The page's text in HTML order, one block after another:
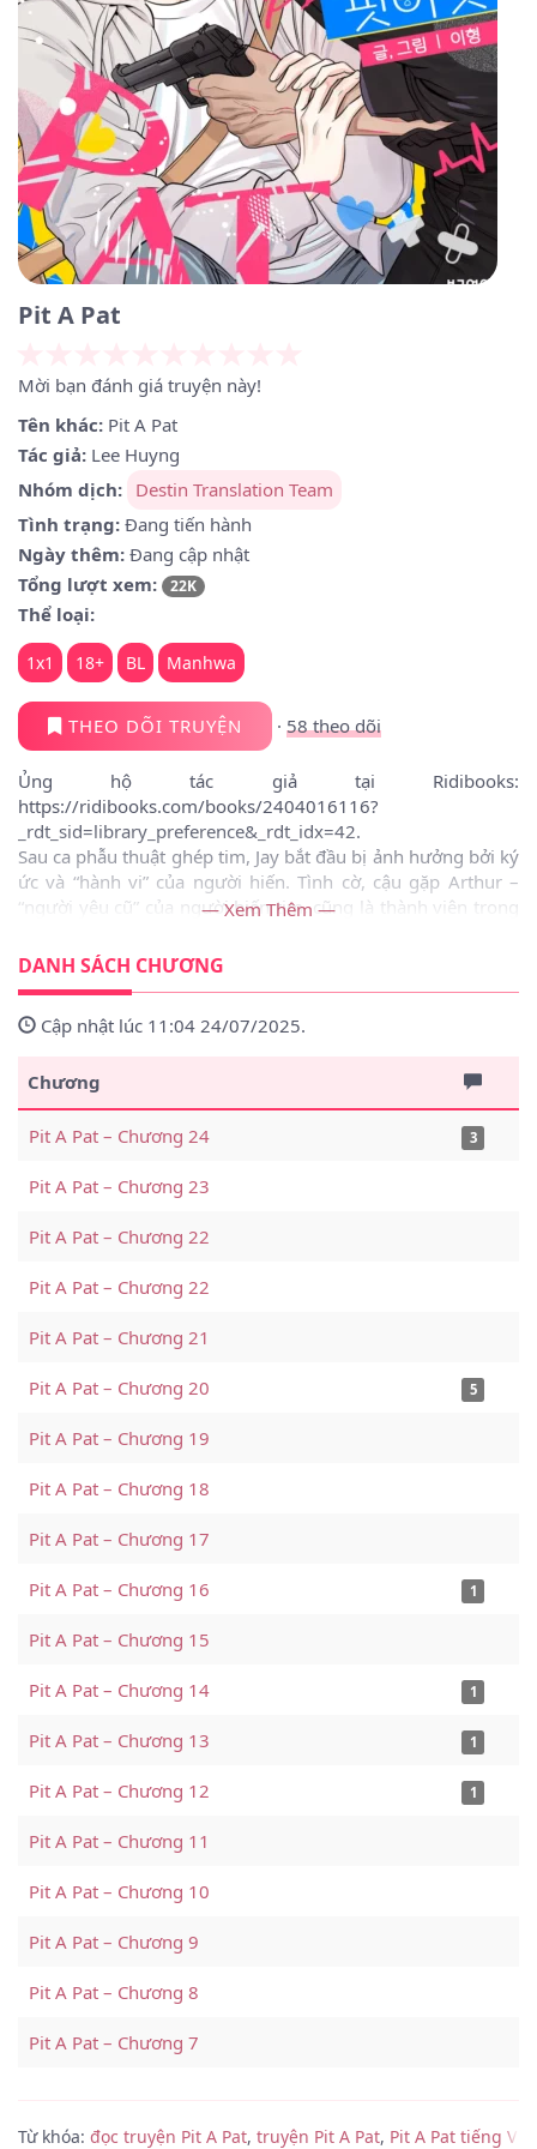
Pit A Pat
Mời bạn đánh giá truyện này!
Tên khác: Pit A Pat
Tác giả: Lee Huyng
Nhóm dịch: Destin Translation Team
Tình trạng: Đang tiến hành
Ngày thêm: Đang cập nhật
Tổng lượt xem:
22K
Thể loại:
1x1 18+ BL Manhwa
THEO DÕI TRUYỆN · 58theo dõi
Ủng hộ tác giả tại Ridibooks:
https://ridibooks.com/books/2404016116?
_rdt_sid=library_preference&_rdt_idx=42.
Sau ca phẫu thuật ghép tim, Jay bắt đầu bị ảnh hưởng bởi ký
ức và “hành vi” của người hiến. Tình cờ, cậu gặp Arthur –
“người yêu cũ” của người hiến tim, cũng là thành viên trong
lại trí nhớ. Cậu phải nhớ nơi Owen – người hiến tim – từng
luôn gây nhiễu loạn và biến cố xảy ra liên tiếp. Trong hành
thân thiết. Liệu họ có thể trở về cuộc sống yên ổn như
trước?
#Công lạnh lùng #Công đẹp trai #Thụ nhút nhát #Thụ trong
— Xem Thêm —
DANH SÁCH CHƯƠNG
Cập nhật lúc 11:04 24/07/2025.
Chương
Pit A Pat – Chương 24 3
Pit A Pat – Chương 23
Pit A Pat – Chương 22
Pit A Pat – Chương 22
Pit A Pat – Chương 21
Pit A Pat – Chương 20 5
Pit A Pat – Chương 19
Pit A Pat – Chương 18
Pit A Pat – Chương 17
Pit A Pat – Chương 16 1
Pit A Pat – Chương 15
Pit A Pat – Chương 14 1
Pit A Pat – Chương 13 1
Pit A Pat – Chương 12 1
Pit A Pat – Chương 11
Pit A Pat – Chương 10
Pit A Pat – Chương 9
Pit A Pat – Chương 8
Pit A Pat – Chương 7
Pit A Pat – Chương 5
Từ khóa: đọc truyện Pit A Pat, truyện Pit A Pat, Pit A Pat tiếng Việt